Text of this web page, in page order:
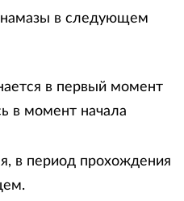
в следующем
в первый момент
в момент начала
в период прохождения